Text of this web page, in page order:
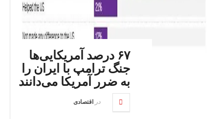
۶۷ درصد آمریکایی‌ها
جنگ ترامپ با ایران را
به ضرر آمریکا می‌دانند
در اقتصادی